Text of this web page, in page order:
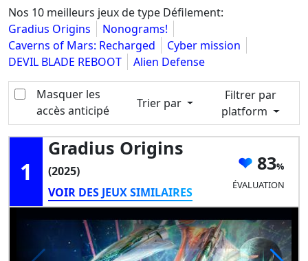
Nos 10 meilleurs jeux de type Défilement:
Gradius Origins
Nonograms!
Caverns of Mars: Recharged
Cyber mission
DEVIL BLADE REBOOT
Alien Defense
Masquer les
accès anticipé
Trier par
Filtrer par
platform
1
Gradius Origins
(2025)
VOIR DES JEUX SIMILAIRES
83
ÉVALUATION